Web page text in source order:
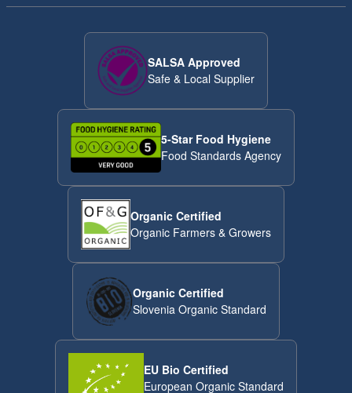
SALSA Approved
Safe & Local Supplier
5-Star Food Hygiene
Food Standards Agency
Organic Certified
Organic Farmers & Growers
Organic Certified
Slovenia Organic Standard
EU Bio Certified
European Organic Standard